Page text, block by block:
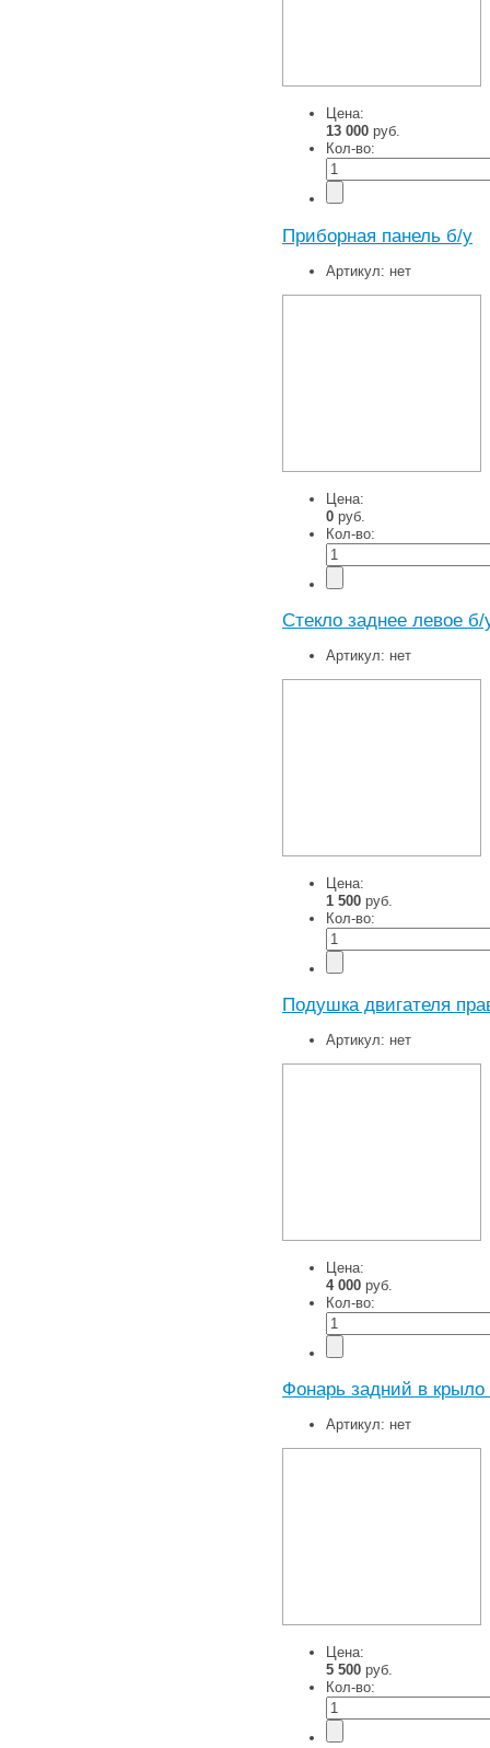
Цена:
13 000 руб.
Кол-во:
Приборная панель б/у
Артикул: нет
Цена:
0 руб.
Кол-во:
Стекло заднее левое б/
Артикул: нет
Цена:
1 500 руб.
Кол-во:
Подушка двигателя
Артикул: нет
Цена:
4 000 руб.
Кол-во:
Фонарь задний в
Артикул: нет
Цена:
5 500 руб.
Кол-во: